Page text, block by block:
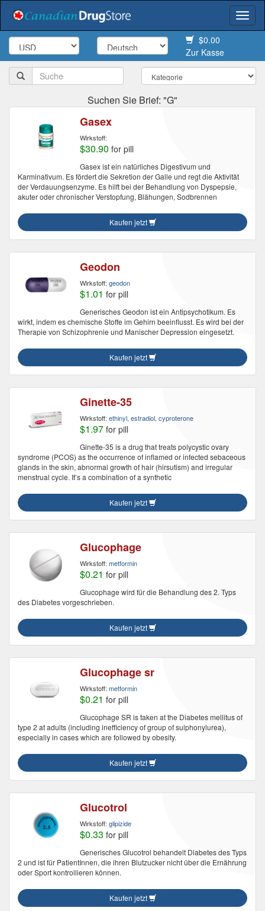
$0.00
Zur Kasse
Suchen Sie Brief: "G"
Gasex
Wirkstoff:
$30.90 for pill
Gasex ist ein natürliches Digestivum und
Karminativum. Es fördert die Sekretion der Galle und regt die Aktivität
der Verdauungsenzyme. Es hilft bei der Behandlung von Dyspepsie,
akuter oder chronischer Verstopfung, Blähungen, Sodbrennen
Kaufen jetzt
Geodon
Wirkstoff: geodon
$1.01 for pill
Generisches Geodon ist ein Antipsychotikum. Es
wirkt, indem es chemische Stoffe im Gehirn beeinflusst. Es wird bei der
Therapie von Schizophrenie und Manischer Depression eingesetzt.
Kaufen jetzt
Ginette-35
Wirkstoff: ethinyl, estradiol, cyproterone
$1.97 for pill
Ginette-35 is a drug that treats polycystic ovary
syndrome (PCOS) as the occurrence of inflamed or infected sebaceous
glands in the skin, abnormal growth of hair (hirsutism) and irregular
menstrual cycle. It’s a combination of a synthetic
Kaufen jetzt
Glucophage
Wirkstoff: metformin
$0.21 for pill
Glucophage wird für die Behandlung des 2. Typs
des Diabetes vorgeschrieben.
Kaufen jetzt
Glucophage sr
Wirkstoff: metformin
$0.21 for pill
Glucophage SR is taken at the Diabetes mellitus of
type 2 at adults (including inefficiency of group of sulphonylurea),
especially in cases which are followed by obesity.
Kaufen jetzt
Glucotrol
Wirkstoff: glipizide
$0.33 for pill
Generisches Glucotrol behandelt Diabetes des Typs
2 und ist für PatientInnen, die ihren Blutzucker nicht über die Ernährung
oder Sport kontrollieren können.
Kaufen jetzt